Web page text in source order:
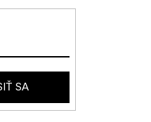
SA